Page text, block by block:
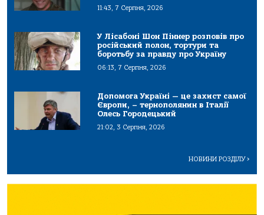
11:43, 7 Серпня, 2026
У Лісабоні Шон Піннер розповів про
російський полон, тортури та
боротьбу за правду про Україну
06:13, 7 Серпня, 2026
Допомога Україні — це захист самої
Європи, – тернополянин в Італії
Олесь Городецький
21:02, 3 Серпня, 2026
НОВИНИ РОЗДІЛУ>